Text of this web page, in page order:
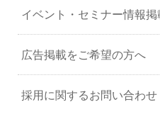
イベント・セミナー情報掲
広告掲載をご希望の方へ
採用に関するお問い合わせ